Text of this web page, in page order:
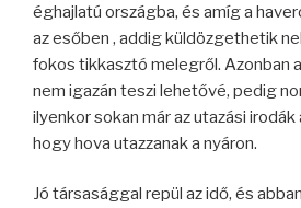
éghajlatú országba, és amíg a
az esőben , addig küldözgethetik
fokos tikkasztó melegről. Azonban
nem igazán teszi lehetővé, pedig
ilyenkor sokan már az utazási
hogy hova utazzanak a nyáron.
Jó társasággal repül az idő, és